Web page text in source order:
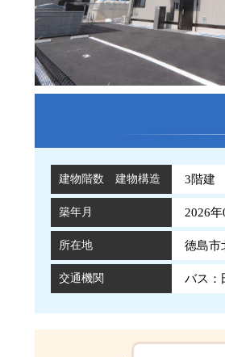
建物階数 建物構造 3階建
築年月 2026
所在地 徳島市
交通機関 バス：